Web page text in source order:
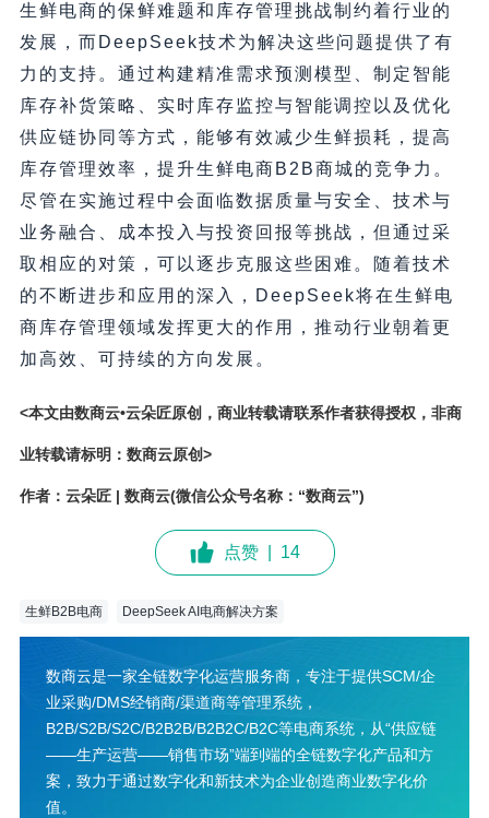
生鲜电商的保鲜难题和库存管理挑战制约着行业的
发展，而DeepSeek技术为解决这些问题提供了有
力的支持。通过构建精准需求预测模型、制定智能
库存补货策略、实时库存监控与智能调控以及优化
供应链协同等方式，能够有效减少生鲜损耗，提高
库存管理效率，提升生鲜电商B2B商城的竞争力。
尽管在实施过程中会面临数据质量与安全、技术与
业务融合、成本投入与投资回报等挑战，但通过采
取相应的对策，可以逐步克服这些困难。随着技术
的不断进步和应用的深入，DeepSeek将在生鲜电
商库存管理领域发挥更大的作用，推动行业朝着更
加高效、可持续的方向发展。
<本文由数商云•云朵匠原创，商业转载请联系作者获得授权，非商
业转载请标明：数商云原创>
作者：云朵匠 | 数商云(微信公众号名称：“数商云”)
点赞 14
生鲜B2B电商 DeepSeek AI电商解决方案
数商云是一家全链数字化运营服务商，专注于提供SCM/企
业采购/DMS经销商/渠道商等管理系统，
B2B/S2B/S2C/B2B2B/B2B2C/B2C等电商系统，从“供应链
——生产运营——销售市场”端到端的全链数字化产品和方
案，致力于通过数字化和新技术为企业创造商业数字化价
值。